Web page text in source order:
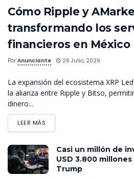
Cómo Ripple y
transformando los
financieros en México
Por Anunciante 26 Julio, 2026
La expansión del ecosistema XRP
la alianza entre Ripple y Bitso,
dinero...
LEER MÁS
Casi un millón de
USD 3.800
Trump